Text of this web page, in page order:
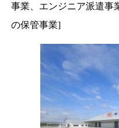
事業、エンジニア派遣事
の保管事業]